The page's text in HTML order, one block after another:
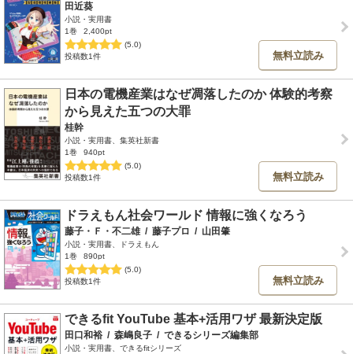
田近葵
小説・実用書
1巻
2,400pt
(5.0)
投稿数1件
無料立読み
日本の電機産業はなぜ凋落したのか 体験的考察
から見えた五つの大罪
桂幹
小説・実用書、集英社新書
1巻
940pt
(5.0)
投稿数1件
無料立読み
ドラえもん社会ワールド 情報に強くなろう
藤子・Ｆ・不二雄 / 藤子プロ / 山田肇
小説・実用書、ドラえもん
1巻
890pt
(5.0)
投稿数1件
無料立読み
できるfit YouTube 基本+活用ワザ 最新決定版
田口和裕 / 森嶋良子 / できるシリーズ編集部
小説・実用書、できるfitシリーズ